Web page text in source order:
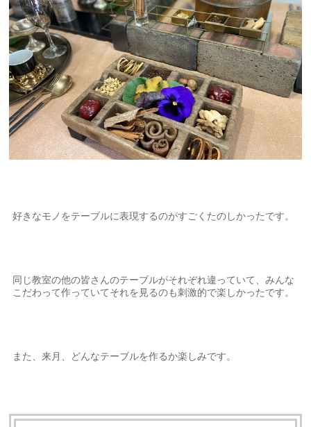
好きなモノをテーブルに表現するのがすごくたのしかったです。
同じ教室の他の皆さんのテーブルがそれぞれ違っていて、みんな
こだわって作っていてそれを見るのも刺激的で楽しかったです。
また、来月、どんなテーブルを作るか楽しみです。